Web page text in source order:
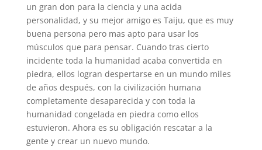
un gran don para la ciencia y una acida
personalidad, y su mejor amigo es Taiju, que es muy
buena persona pero mas apto para usar los
músculos que para pensar. Cuando tras cierto
incidente toda la humanidad acaba convertida en
piedra, ellos logran despertarse en un mundo miles
de años después, con la civilización humana
completamente desaparecida y con toda la
humanidad congelada en piedra como ellos
estuvieron. Ahora es su obligación rescatar a la
gente y crear un nuevo mundo.